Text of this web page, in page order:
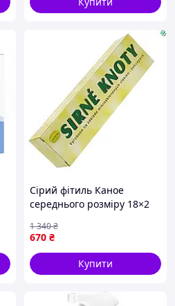
Сірий фітиль Каное
середнього розміру 18×2
670 ₴
1 340₴
Купити